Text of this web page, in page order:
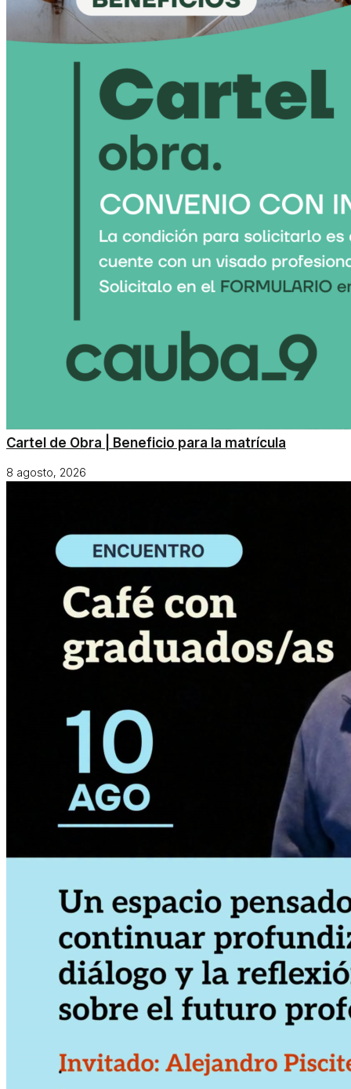
Cartel de Obra | Beneficio para la matrícula
8 agosto, 2026